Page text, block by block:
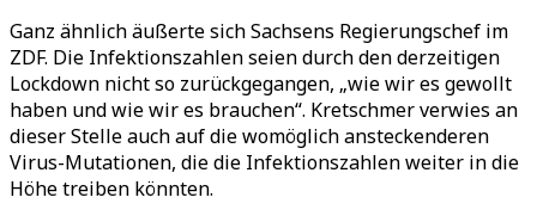
Ganz ähnlich äußerte sich Sachsens Regierungschef im
ZDF. Die Infektionszahlen seien durch den derzeitigen
Lockdown nicht so zurückgegangen, „wie wir es gewollt
haben und wie wir es brauchen“. Kretschmer verwies an
dieser Stelle auch auf die womöglich ansteckenderen
Virus-Mutationen, die die Infektionszahlen weiter in die
Höhe treiben könnten.